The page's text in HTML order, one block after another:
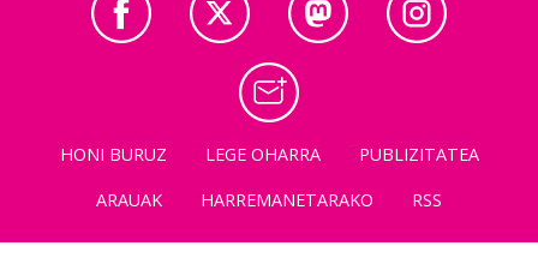
HONI BURUZ LEGE OHARRA
PUBLIZITATEA
ARAUAK
HARREMANETARAKO RSS